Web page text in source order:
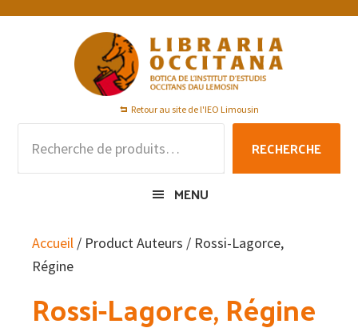
Passer
Passer
Passer
Retour au site de l'IEO Limousin
pour :
RECHERCHE
MENU
Accueil / Product Auteurs / Rossi-Lagorce,
Régine
Rossi-Lagorce, Régine